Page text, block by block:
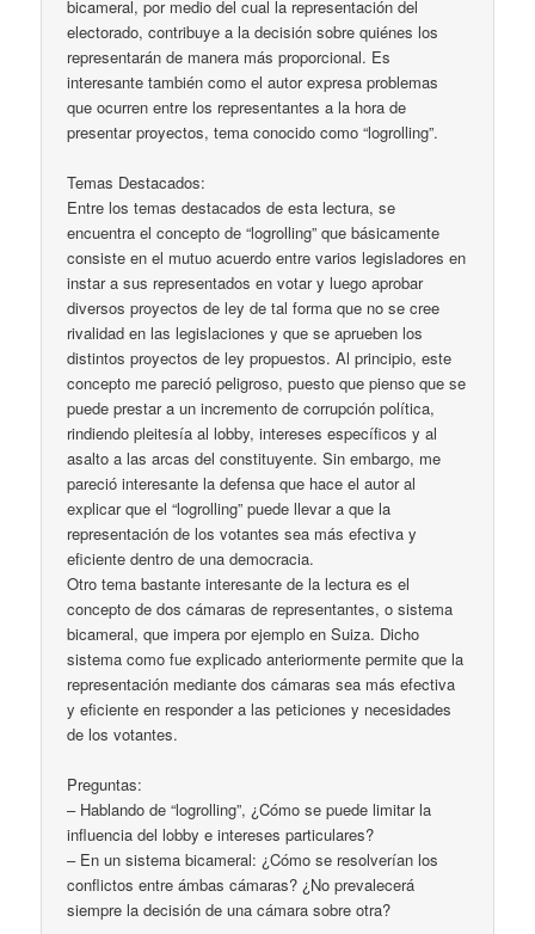
bicameral, por medio del cual la representación del
electorado, contribuye a la decisión sobre quiénes los
representarán de manera más proporcional. Es
interesante también como el autor expresa problemas
que ocurren entre los representantes a la hora de
presentar proyectos, tema conocido como “logrolling”.
Temas Destacados:
Entre los temas destacados de esta lectura, se
encuentra el concepto de “logrolling” que básicamente
consiste en el mutuo acuerdo entre varios legisladores en
instar a sus representados en votar y luego aprobar
diversos proyectos de ley de tal forma que no se cree
rivalidad en las legislaciones y que se aprueben los
distintos proyectos de ley propuestos. Al principio, este
concepto me pareció peligroso, puesto que pienso que se
puede prestar a un incremento de corrupción política,
rindiendo pleitesía al lobby, intereses específicos y al
asalto a las arcas del constituyente. Sin embargo, me
pareció interesante la defensa que hace el autor al
explicar que el “logrolling” puede llevar a que la
representación de los votantes sea más efectiva y
eficiente dentro de una democracia.
Otro tema bastante interesante de la lectura es el
concepto de dos cámaras de representantes, o sistema
bicameral, que impera por ejemplo en Suiza. Dicho
sistema como fue explicado anteriormente permite que la
representación mediante dos cámaras sea más efectiva
y eficiente en responder a las peticiones y necesidades
de los votantes.
Preguntas:
– Hablando de “logrolling”, ¿Cómo se puede limitar la
influencia del lobby e intereses particulares?
– En un sistema bicameral: ¿Cómo se resolverían los
conflictos entre ámbas cámaras? ¿No prevalecerá
siempre la decisión de una cámara sobre otra?